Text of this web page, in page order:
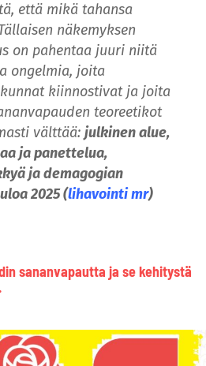
että mikä tahansa
näkemyksen
on pahentaa juuri niitä
ongelmia, joita
kiinnostivat ja joita
teoreetikot
välttää: julkinen alue,
ja panettelua,
ja demagogian
2025 (lihavointi mr)
sananvapautta ja se kehitystä